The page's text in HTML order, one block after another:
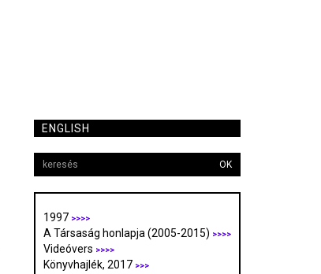
ENGLISH
OK
1997 >>>>
A Társaság honlapja (2005-2015) >>>>
Videóvers >>>>
Könyvhajlék, 2017 >>>